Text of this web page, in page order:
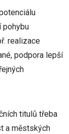
pohybu
realizace
podpora lepší
titulů třeba
a městských